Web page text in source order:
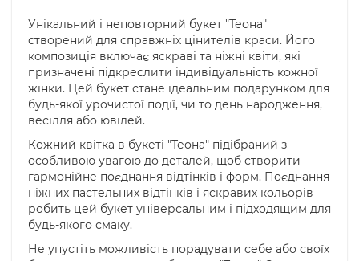
Унікальний і неповторний букет "Теона"
створений для справжніх цінителів краси. Його
композиція включає яскраві та ніжні квіти, які
призначені підкреслити індивідуальність кожної
жінки. Цей букет стане ідеальним подарунком для
будь-якої урочистої події, чи то день народження,
весілля або ювілей.
Кожний квітка в букеті "Теона" підібраний з
особливою увагою до деталей, щоб створити
гармонійне поєднання відтінків і форм. Поєднання
ніжних пастельних відтінків і яскравих кольорів
робить цей букет універсальним і підходящим для
будь-якого смаку.
Не упустіть можливість порадувати себе або своїх